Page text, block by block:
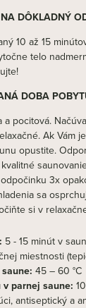
DÔKLADNÝ
10 až 15
telo
DOBA
pocitová.
Ak Vám
opustite.
3x
sa
si v
5 - 15 minút v
miestnosti
45 – 60 °C
parnej saune:
antiseptický a